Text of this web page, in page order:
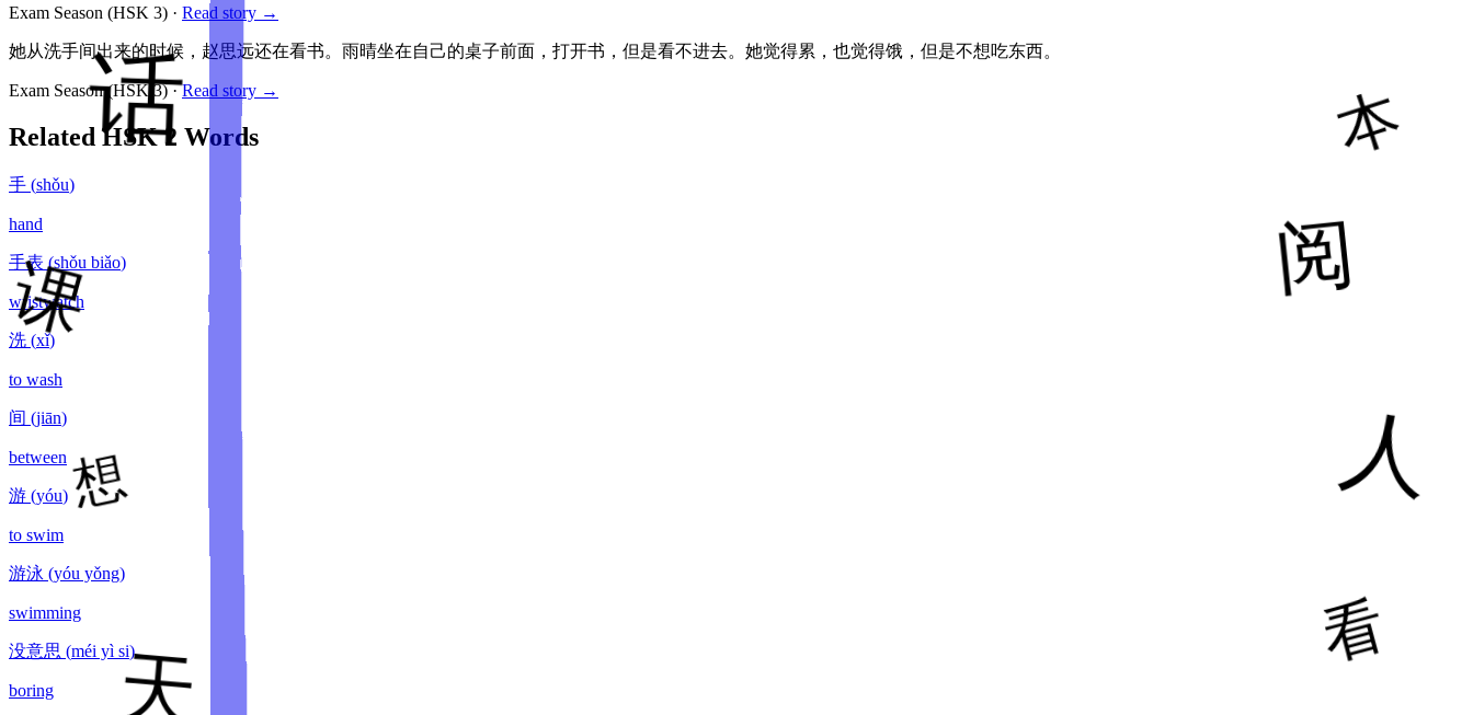
Exam Season (HSK 3) · Read story →
她从洗手间出来的时候，赵思远还在看书。雨晴坐在自己的桌子前面，打开书，但是看不进去。她觉得累，也觉得饿，但是不想吃东西。
Exam Season(HSK 3)·Read story →
Related HSK2 Words
手 (shǒu)
hand
手表 (shǒu biǎo)
wristwatch
洗 (xǐ)
to wash
间 (jiān)
between
游 (yóu)
to swim
游泳 (yóu yǒng)
swimming
没意思 (méi yì si)
boring